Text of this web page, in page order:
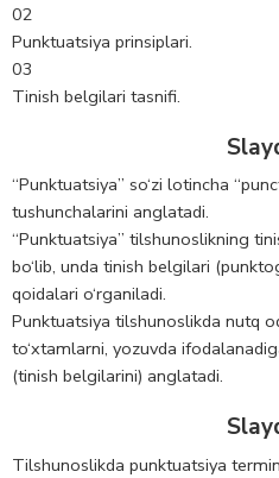
02
Punktuatsiya prinsiplari.
03
Tinish belgilari tasnifi.
“Punktuatsiya” so‘zi lotincha
tushunchalarini anglatadi.
“Punktuatsiya” tilshunoslikning
bo‘lib, unda tinish belgilari
qoidalari o‘rganiladi.
Punktuatsiya tilshunoslikda nutq
to‘xtamlarni, yozuvda
(tinish belgilarini) anglatadi.
Tilshunoslikda punktuatsiya